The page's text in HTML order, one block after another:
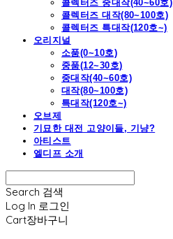
콜렉터즈 중대작(40~60호)
콜렉터즈 대작(80~100호)
콜렉터즈 특대작(120호~)
오리지널
소품(0~10호)
중품(12~30호)
중대작(40~60호)
대작(80~100호)
특대작(120호~)
오브제
기묘한 대전 고양이들, 기냥?
아티스트
엘디프 소개
Search 검색
Log In 로그인
Cart장바구니